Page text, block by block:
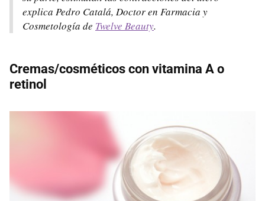
explica Pedro Catalá, Doctor en Farmacia y
Cosmetología de Twelve Beauty.
Cremas/cosméticos con vitamina A o
retinol